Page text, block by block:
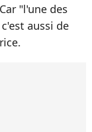
"l'une des
aussi de